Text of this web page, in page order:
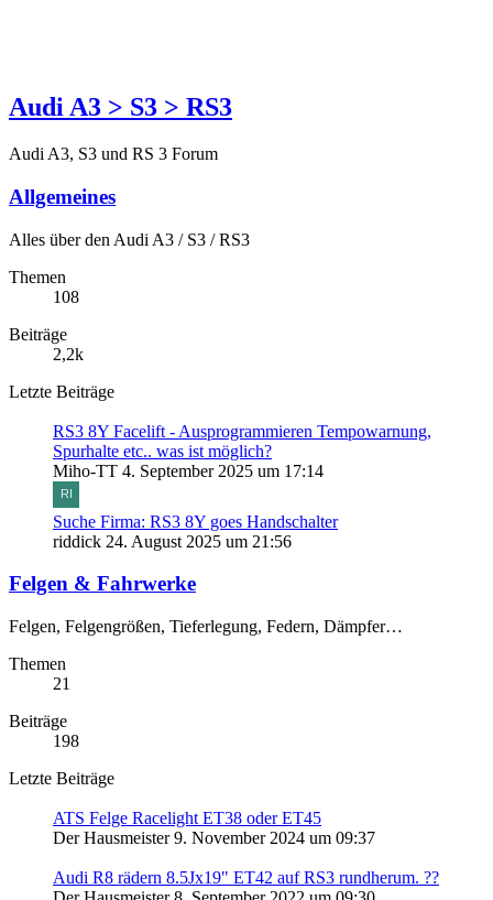
Audi A3 > S3 > RS3
Audi A3, S3 und RS 3 Forum
Allgemeines
Alles über den Audi A3 / S3 / RS3
Themen
108
Beiträge
2,2k
Letzte Beiträge
RS3 8Y Facelift - Ausprogrammieren Tempowarnung,
Spurhalte etc.. was ist möglich?
Miho-TT 4. September 2025 um 17:14
Suche Firma: RS3 8Y goes Handschalter
riddick 24. August 2025 um 21:56
Felgen & Fahrwerke
Felgen, Felgengrößen, Tieferlegung, Federn, Dämpfer…
Themen
21
Beiträge
198
Letzte Beiträge
ATS Felge Racelight ET38 oder ET45
Der Hausmeister9. November 2024 um 09:37
Audi R8 rädern 8.5Jx19" ET42 auf RS3 rundherum. ??